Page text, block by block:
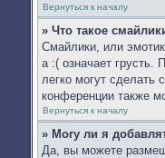
Вернуться к началу
» Что такое
Смайлики, или
а :( означает грусть.
легко могут
конференции также
Вернуться к началу
» Могу ли я
Да, вы можете